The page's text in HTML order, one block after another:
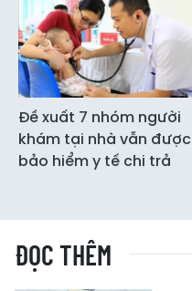
Đề xuất 7 nhóm người
khám tại nhà vẫn được
bảo hiểm y tế chi trả
ĐỌC THÊM